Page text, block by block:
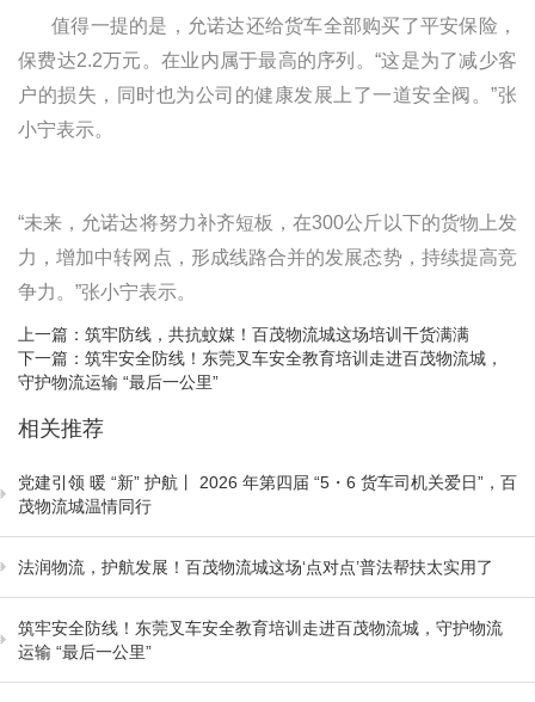
值得一提的是，允诺达还给货车全部购买了平安保险，
保费达2.2万元。在业内属于最高的序列。“这是为了减少客
户的损失，同时也为公司的健康发展上了一道安全阀。”张
小宁表示。
“未来，允诺达将努力补齐短板，在300公斤以下的货物上发
力，增加中转网点，形成线路合并的发展态势，持续提高竞
争力。 ”张小宁表示。
上一篇： 筑牢防线，共抗蚊媒！百茂物流城这场培训干货满满
下一篇： 筑牢安全防线！东莞叉车安全教育培训走进百茂物流城，
守护物流运输 “最后一公里”
相关推荐
党建引领 暖 “新” 护航丨 2026 年第四届 “5・6 货车司机关爱日”，百
茂物流城温情同行
法润物流，护航发展！百茂物流城这场‘点对点’普法帮扶太实用了
筑牢安全防线！东莞叉车安全教育培训走进百茂物流城，守护物流
运输 “最后一公里”